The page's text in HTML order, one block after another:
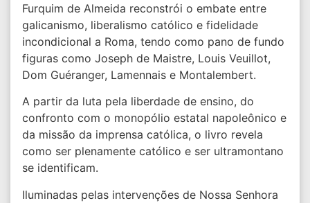
Furquim de Almeida reconstrói o embate entre
galicanismo, liberalismo católico e fidelidade
incondicional a Roma, tendo como pano de fundo
figuras como Joseph de Maistre, Louis Veuillot,
Dom Guéranger, Lamennais e Montalembert.
A partir da luta pela liberdade de ensino, do
confronto com o monopólio estatal napoleônico e
da missão da imprensa católica, o livro revela
como ser plenamente católico e ser ultramontano
se identificam.
Iluminadas pelas intervenções de Nossa Senhora